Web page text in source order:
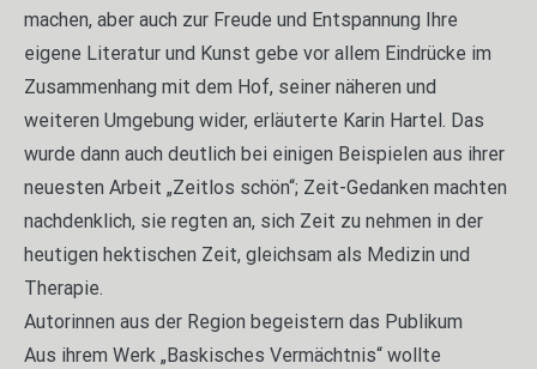
machen, aber auch zur Freude und Entspannung Ihre
eigene Literatur und Kunst gebe vor allem Eindrücke im
Zusammenhang mit dem Hof, seiner näheren und
weiteren Umgebung wider, erläuterte Karin Hartel. Das
wurde dann auch deutlich bei einigen Beispielen aus ihrer
neuesten Arbeit „Zeitlos schön“; Zeit-Gedanken machten
nachdenklich, sie regten an, sich Zeit zu nehmen in der
heutigen hektischen Zeit, gleichsam als Medizin und
Therapie.
Autorinnen aus der Region begeistern das Publikum
Aus ihrem Werk „Baskisches Vermächtnis“ wollte